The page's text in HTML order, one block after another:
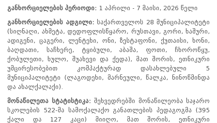
მემორანდუმი
მიღწევები
ხარისხის
პოლიტიკა
სიახლეები
საჯარო
ინფორმაცია
სასწავლო
პროექტები
განხორციელების პერიოდი: 1 აპრილი - 7 მაისი, 2026 წელი
განხორციელების ადგილი: საქართველოს 28 მუნიციპალიტეტი
(სიღნაღი, ახმეტა, დედოფლისწყარო, რუსთავი, გორი, ხაშური,
ადიგენი, ცაგერი, ლენტეხი, ონი, ზესტაფონი, ქუთაისი, ხონი,
ბაღდათი, საჩხერე, ტყიბული, აბაშა, ფოთი, ჩხოროწყუ,
ქობულეთი, ხულო, შუახევი და ქედა), მათ შორის, ეთნიკური
უმცირესობებით კომპაქტურად დასახლებული 5
მუნიციპალიტეტი (ლაგოდეხი, მარნეული, წალკა, ნინოწმინდა
და ახალქალაქი).
მონაწილეთა სტატისტიკა: შეხვედრებში მონაწილეობა საჯარო
სკოლების 522-მა სამოქალაქო განათლების პედაგოგმა (395
ქალი და 127 კაცი) მიიღო, მათ შორის, ეთნიკური